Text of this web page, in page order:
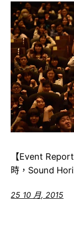
【Event
時，Sound
25 10 月, 2015